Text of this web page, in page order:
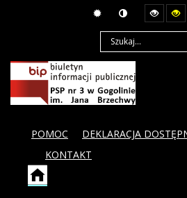
POMOC DEKLARACJA
KONTAKT